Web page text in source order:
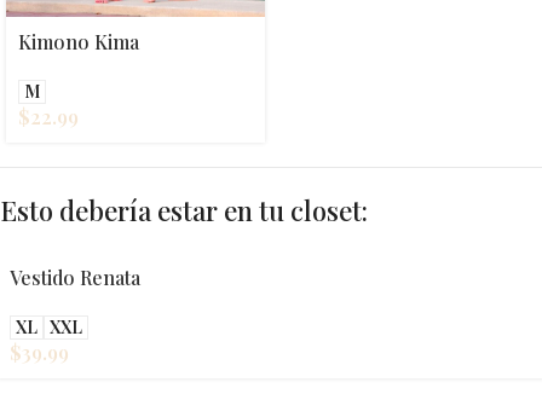
Kimono Kima
M
$22.99
Esto debería estar en tu closet:
Vestido Renata
XL XXL
$39.99